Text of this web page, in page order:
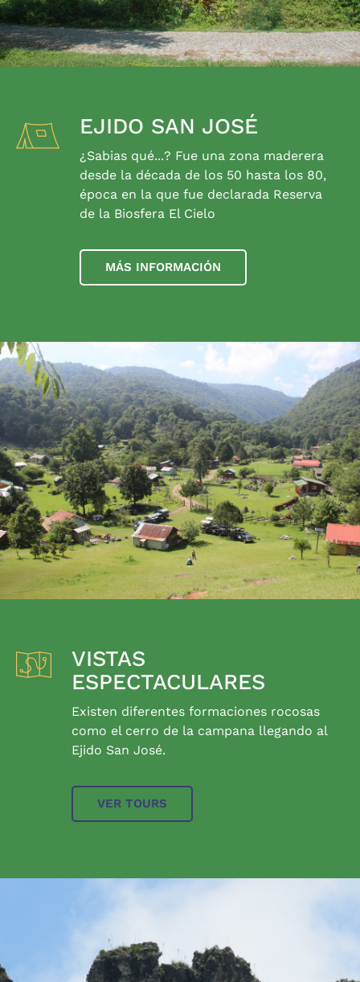
EJIDO SAN JOSÉ
¿Sabias qué...? Fue una zona maderera
desde la década de los 50 hasta los 80,
época en la que fue declarada Reserva
de la Biosfera El Cielo
MÁS INFORMACIÓN
VISTAS
ESPECTACULARES
Existen diferentes formaciones rocosas
como el cerro de la campana llegando al
Ejido San José.
VER TOURS